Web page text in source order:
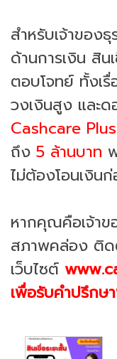
สำหรับเจ้าของ
ด้านการเงิน สิน
ตอบโจทย์ ทั้งเรื่
วงเงินสูง และด
Cashcare
ถึง 5 ล้านบาท
ไม่ต้องโอนเงิน
หากคุณคือเจ้า
สภาพคล่อง ติด
เว็บไซต์
เพื่อรับคำปรึกษ